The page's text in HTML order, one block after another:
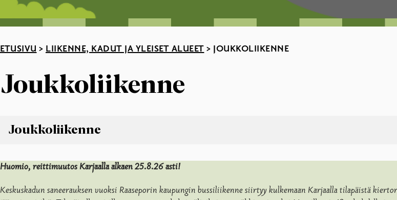
ETUSIVU > LIIKENNE, KADUT JA YLEISET ALUEET > JOUKKOLIIKENNE
Joukkoliikenne
Joukkoliikenne
Aikataulut ja reitit
Joukkoliikenteen dokumentit
Huomio, reittimuutos Karjaalla alkaen 25.8.26 asti!
Keskuskadun saneerauksen vuoksi Raaseporin kaupungin bussiliikenne siirtyy kulkemaan Karjaalla tilapäistä